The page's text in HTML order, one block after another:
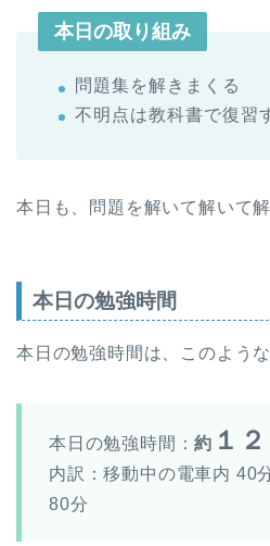
本日の取り組み
問題集を解きまくる
不明点は教科書で復習
本日も、問題を解いて解いて
本日の勉強時間
本日の勉強時間は、このよう
本日の勉強時間：約 １
内訳：移動中の電車内 40
80分